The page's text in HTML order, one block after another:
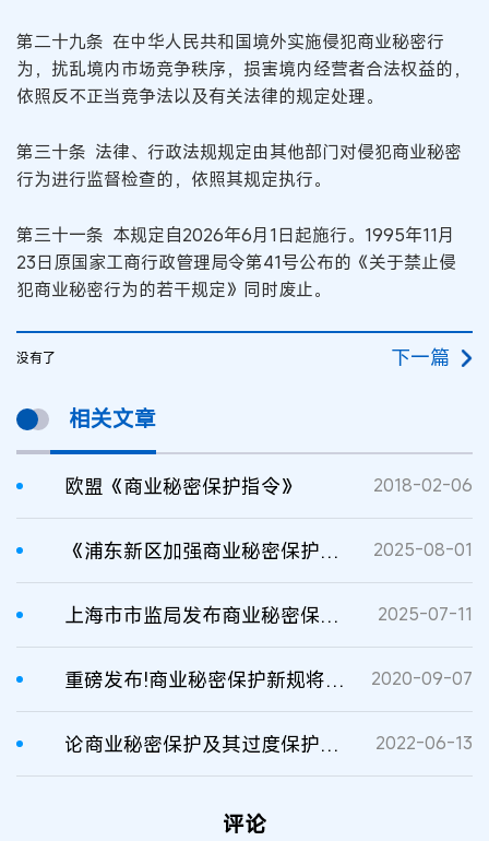
第二十九条 在中华人民共和国境外实施侵犯商业秘密行
为，扰乱境内市场竞争秩序，损害境内经营者合法权益的，
依照反不正当竞争法以及有关法律的规定处理。
第三十条 法律、行政法规规定由其他部门对侵犯商业秘密
行为进行监督检查的，依照其规定执行。
第三十一条 本规定自2026年6月1日起施行。1995年11月
23日原国家工商行政管理局令第41号公布的《关于禁止侵
犯商业秘密行为的若干规定》同时废止。
没有了 下一篇
相关文章
欧盟《商业秘密保护指令》 2018-02-06
《浦东新区加强商业秘密保护若干规定》全文 2025-08-01
上海市市监局发布商业秘密保护“通用模版” 2025-07-11
重磅发布!商业秘密保护新规将正式颁布,客户名单按商业秘密保护 2020-09-07
论商业秘密保护及其过度保护的问题 2022-06-13
评论